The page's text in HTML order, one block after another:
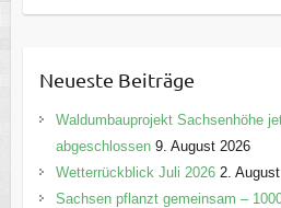
a
g
o
i
e
Neueste Beiträge
Waldumbauprojekt Sachsenhöhe
abgeschlossen 9. August 2026
Wetterrückblick Juli 2026 2.
Sachsen pflanzt gemeinsam –